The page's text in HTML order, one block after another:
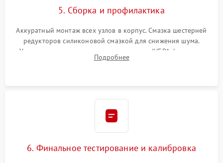
5. Сборка и профилактика
Аккуратный монтаж всех узлов в корпус. Смазка шестерней
редукторов силиконовой смазкой для снижения шума.
Установка новых расходных материалов (HEPA-фильтров,
микрофибры, щеток). Надежная фиксация разъемов и
Подробнее
6. Финальное тестирование и калибровка